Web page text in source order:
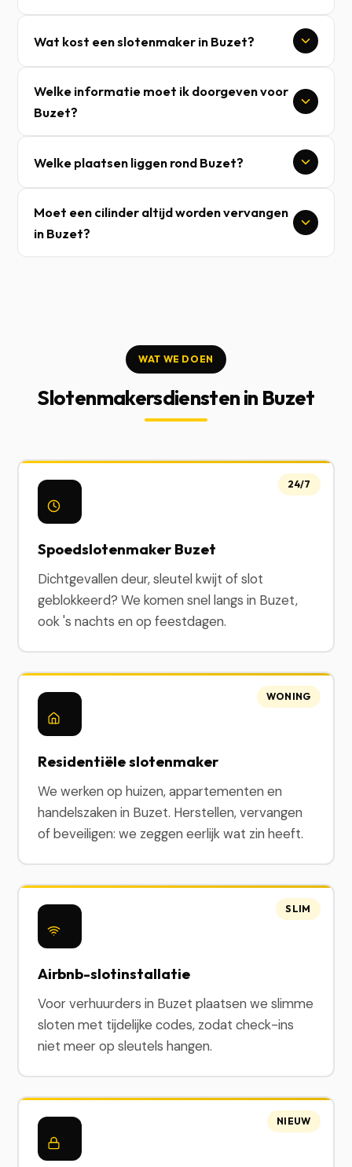
Wat kost een slotenmaker in Buzet?
Welke informatie moet ik doorgeven voor
Buzet?
Welke plaatsen liggen rond Buzet?
Moet een cilinder altijd worden vervangen
in Buzet?
WAT WE DOEN
Slotenmakersdiensten in Buzet
Spoedslotenmaker Buzet
Dichtgevallen deur, sleutel kwijt of slot
geblokkeerd? We komen snel langs in Buzet,
ook 's nachts en op feestdagen.
24/7
Residentiële slotenmaker
We werken op huizen, appartementen en
handelszaken in Buzet. Herstellen, vervangen
of beveiligen: we zeggen eerlijk wat zin heeft.
WONING
Airbnb-slotinstallatie
Voor verhuurders in Buzet plaatsen we slimme
sloten met tijdelijke codes, zodat check-ins
niet meer op sleutels hangen.
SLIM
NIEUW